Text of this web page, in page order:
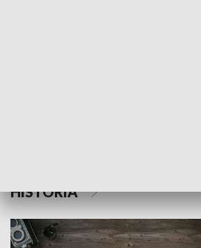
HISTORIA